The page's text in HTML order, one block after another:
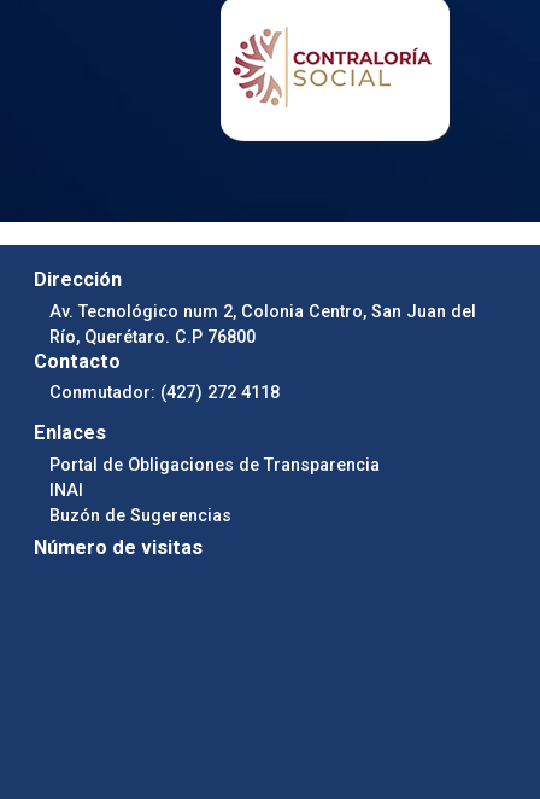
Dirección
Av. Tecnológico num 2, Colonia Centro, San Juan del
Río, Querétaro. C.P 76800
Contacto
Conmutador: (427) 272 4118
Enlaces
Portal de Obligaciones de Transparencia
INAI
Buzón de Sugerencias
Número de visitas